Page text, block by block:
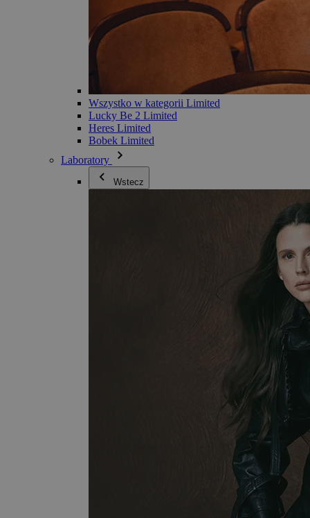
Wszystko w kategorii Limited
Lucky Be 2 Limited
Heres Limited
Bobek Limited
Laboratory
Wstecz